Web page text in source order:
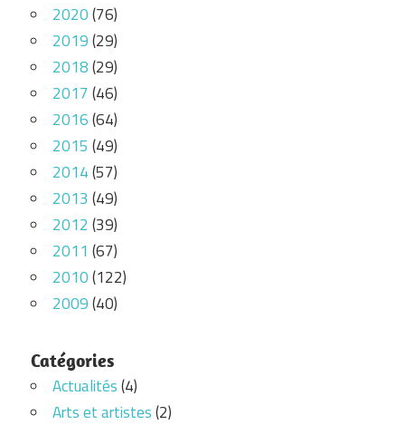
2020(76)
2019(29)
2018(29)
2017 (46)
2016(64)
2015 (49)
2014(57)
2013 (49)
2012 (39)
2011 (67)
2010(122)
2009(40)
Catégories
Actualités(4)
Arts et artistes(2)